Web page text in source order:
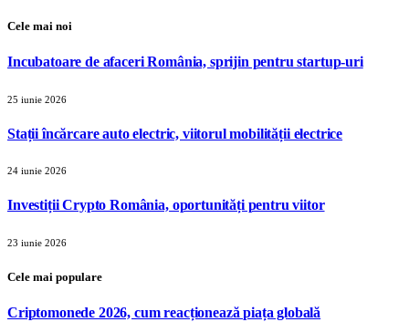
Cele mai noi
Incubatoare de afaceri România, sprijin pentru startup-uri
25 iunie 2026
Stații încărcare auto electric, viitorul mobilității electrice
24 iunie 2026
Investiții Crypto România, oportunități pentru viitor
23 iunie 2026
Cele mai populare
Criptomonede 2026, cum reacționează piața globală